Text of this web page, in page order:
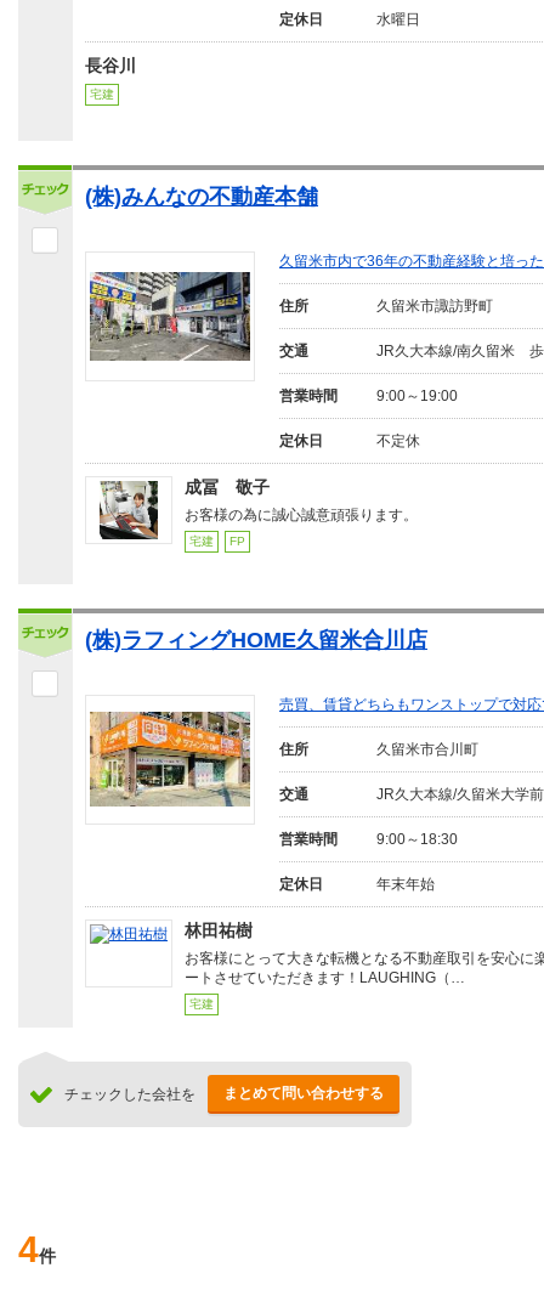
定休日 水曜日
長谷川
宅建
(株)みんなの不動産本舗
久留米市内で36年の不動産経験と培っ
住所 久留米市諏訪野町
交通 JR久大本線/南久留米
営業時間 9:00～19:00
定休日 不定休
成冨 敬子
お客様の為に誠心誠意頑張ります。
宅建 FP
(株)ラフィングHOME久留米合川店
売買、賃貸どちらもワンストップで対
住所 久留米市合川町
交通 JR久大本線/久留米大学
営業時間 9:00～18:30
定休日 年末年始
林田祐樹
お客様にとって大きな転機となる不動産取引を安心に
ートさせていただきます！LAUGHING（…
宅建
チェックした会社を まとめて問い合わせする
4件